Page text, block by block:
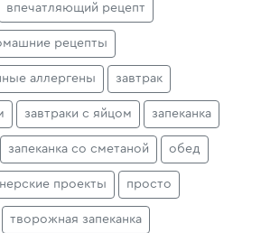
впечатляющий рецепт
рецепты
аллергены завтрак
завтраки с яйцом запеканка
запеканка со сметаной обед
проекты просто
творожная запеканка